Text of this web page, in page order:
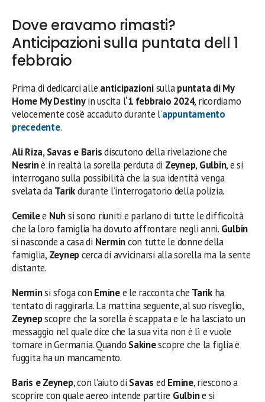
Dove eravamo rimasti?
Anticipazioni sulla puntata dell 1
febbraio
Prima di dedicarci alle anticipazionisullapuntata di My
Home My Destinyin uscita l‘1 febbraio 2024, ricordiamo
velocemente cos’è accaduto durante l’appuntamento
precedente.
Ali Riza, Savas e Barisdiscutono della rivelazione che
Nesrinè in realtà la sorella perduta di Zeynep, Gulbin, e si
interrogano sulla possibilità che la sua identità venga
svelata daTarikdurante l’interrogatorio della polizia.
Cemilee Nuhsi sono riuniti e parlano di tutte le difficoltà
che la loro famiglia ha dovuto affrontare negli anni. Gulbin
si nasconde a casa di Nermincon tutte le donne della
famiglia, Zeynepcerca di avvicinarsi alla sorella ma la sente
distante.
Nerminsi sfoga con Eminee le racconta che Tarikha
tentato di raggirarla. La mattina seguente, al suo risveglio,
Zeynepscopre che la sorella è scappata e le ha lasciato un
messaggio nel quale dice che la sua vita non è lì e vuole
tornare in Germania. Quando Sakinescopre che la figlia è
fuggita ha un mancamento.
Baris e Zeynep, con l’aiuto di Savas edEmine, riescono a
scoprire con quale aereo intende partire Gulbine si